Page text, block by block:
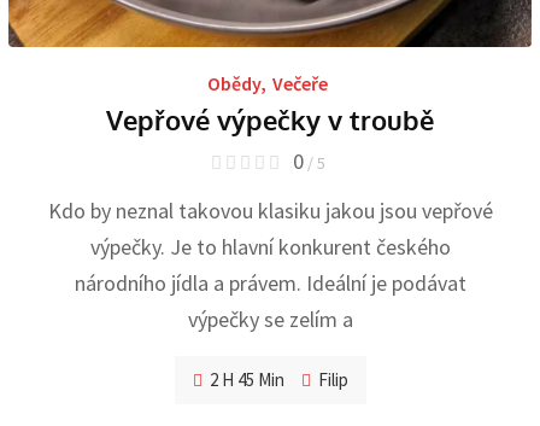
Obědy, Večeře
Vepřové výpečky v troubě
0 / 5
Kdo by neznal takovou klasiku jakou jsou vepřové
výpečky. Je to hlavní konkurent českého
národního jídla a právem. Ideální je podávat
výpečky se zelím a
2 H 45 Min Filip